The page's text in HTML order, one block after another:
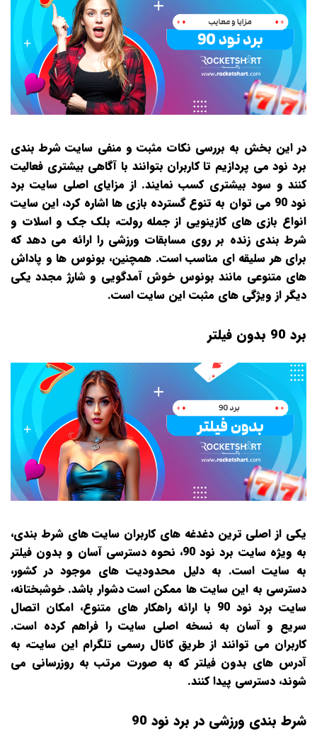
در این بخش به بررسی نکات مثبت و منفی سایت شرط‌ بندی
برد نود می‌ پردازیم تا کاربران بتوانند با آگاهی بیشتری فعالیت
کنند و سود بیشتری کسب نمایند. از مزایای اصلی سایت برد
نود 90 می‌ توان به تنوع گسترده بازی‌ ها اشاره کرد، این سایت
انواع بازی‌ های کازینویی از جمله رولت، بلک‌ جک و اسلات و
شرط‌ بندی زنده بر روی مسابقات ورزشی را ارائه می‌ دهد که
برای هر سلیقه‌ ای مناسب است. همچنین، بونوس‌ ها و پاداش‌
های متنوعی مانند بونوس خوش‌ آمدگویی و شارژ مجدد یکی
دیگر از ویژگی‌ های مثبت این سایت است.
برد 90 بدون فیلتر
یکی از اصلی‌ ترین دغدغه‌ های کاربران سایت‌ های شرط‌ بندی،
به ویژه سایت برد نود 90، نحوه دسترسی آسان و بدون فیلتر
به سایت است. به دلیل محدودیت‌ های موجود در کشور،
دسترسی به این سایت‌ ها ممکن است دشوار باشد. خوشبختانه،
سایت برد نود 90 با ارائه راهکار های متنوع، امکان اتصال
سریع و آسان به نسخه اصلی سایت را فراهم کرده است.
کاربران می‌ توانند از طریق کانال رسمی تلگرام این سایت، به
آدرس‌ های بدون فیلتر که به صورت مرتب به‌ روزرسانی می‌
شوند، دسترسی پیدا کنند.
شرط بندی ورزشی در برد نود 90